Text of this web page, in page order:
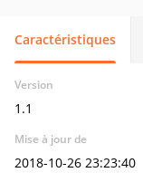
Caractéristiques
Version
1.1
Mise à jour de
2018-10-26 23:23:40